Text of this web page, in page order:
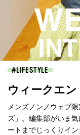
LIFESTYLE
ウィークエ
メンズノンノウェブ
ズ」。編集部がいま
ートまでじっくりイン